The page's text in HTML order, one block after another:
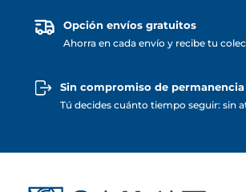
Opción envíos gratuitos
Ahorra en cada envío y recibe tu
Sin compromiso de permanencia
Tú decides cuánto tiempo seguir: sin